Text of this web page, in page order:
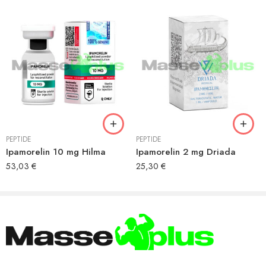
PEPTIDE
Ipamorelin 10 mg Hilma
53,03 €
PEPTIDE
Ipamorelin 2 mg Driada
25,30 €